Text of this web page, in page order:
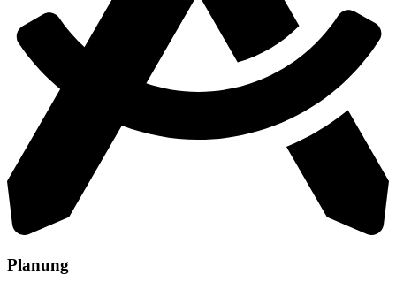
Planung